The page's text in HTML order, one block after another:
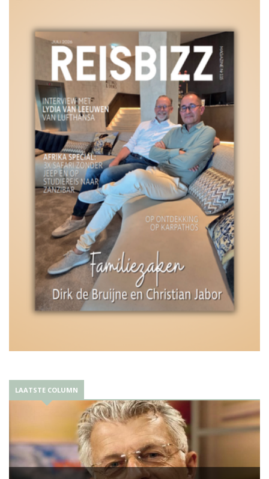
LAATSTE COLUMN